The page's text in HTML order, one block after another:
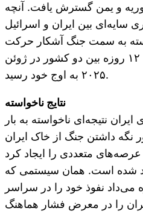
و یمن گسترش یافت. آنچه
سایه‌ای بین ایران و اسرائیل
به سمت جنگ آشکار حرکت
کرد و در نهایت در جنگ ۱۲ روزه بین دو کشور در ژوئن
۲۰۲۵ به اوج خود رسید.
نتایج ناخواسته
نتیجه‌ای ناخواسته به بار
نگه داشتن جنگ از خاک ایران
متعددی را ایجاد کرد
شده است. همان سیستمی که
می‌داد نفوذ خود را در سراسر
را در معرض فشار هماهنگ